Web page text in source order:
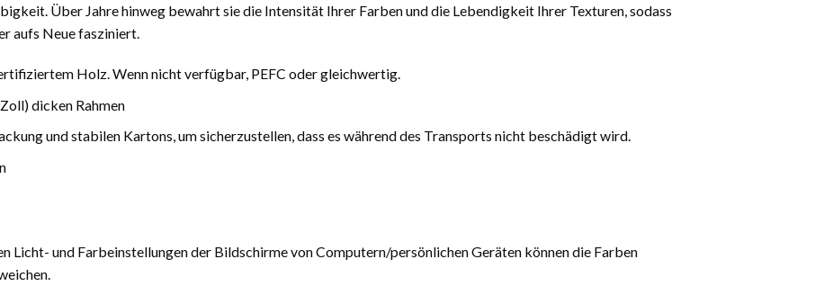
Über Jahre hinweg bewahrt sie die Intensität Ihrer Farben und die Lebendigkeit Ihrer Texturen, sodass
aufs Neue fasziniert.
Holz. Wenn nicht verfügbar, PEFC oder gleichwertig.
dicken Rahmen
und stabilen Kartons, um sicherzustellen, dass es während des Transports nicht beschädigt wird.
Licht- und Farbeinstellungen der Bildschirme von Computern/persönlichen Geräten können die Farben